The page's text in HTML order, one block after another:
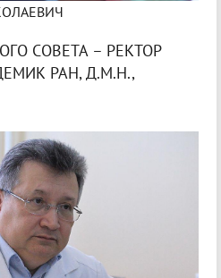
СОВЕТА – РЕКТОР
РАН, Д.М.Н.,